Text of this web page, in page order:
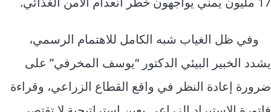
وفي ظل الغياب شبه الكامل للاهتمام الرسمي،
يشدد الخبير البيئي الدكتور “يوسف المخرفي” على
ضرورة إعادة النظر في واقع القطاع الزراعي، وقراءة